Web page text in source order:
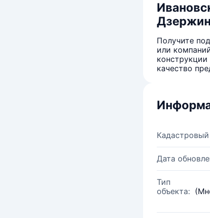
Получите
или
качество
Дата
Тип
объекта: